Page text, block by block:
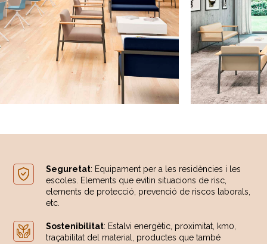
Seguretat: Equipament per a les residències i les
escoles. Elements que evitin situacions de risc,
elements de protecció, prevenció de riscos laborals,
etc.
Sostenibilitat: Estalvi energètic, proximitat, km0,
traçabilitat del material, productes que també